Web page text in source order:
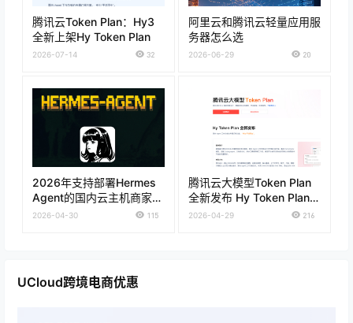
腾讯云Token Plan：Hy3
全新上架Hy Token Plan
2026-07-14 32
阿里云和腾讯云轻量应用服
务器怎么选
2026-06-29 20
2026年支持部署Hermes
Agent的国内云主机商家推
荐
2026-04-30 115
腾讯云大模型Token Plan
全新发布 Hy Token Plan套
餐低至28元 通用Token
2026-04-29 216
UCloud跨境电商优惠